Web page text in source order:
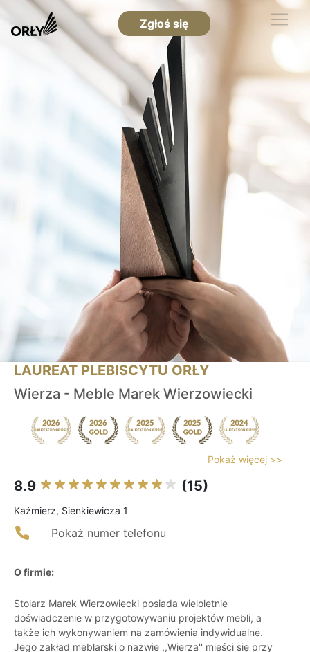
Zgłoś się
LAUREAT PLEBISCYTU ORŁY
Wierza - Meble Marek Wierzowiecki
Pokaż więcej >>
8.9 (15)
Kaźmierz, Sienkiewicza 1
Pokaż numer telefonu
O firmie:
Stolarz Marek Wierzowiecki posiada wieloletnie
doświadczenie w przygotowywaniu projektów mebli, a
także ich wykonywaniem na zamówienia indywidualne.
Jego zakład meblarski o nazwie ,,Wierza'' mieści się przy